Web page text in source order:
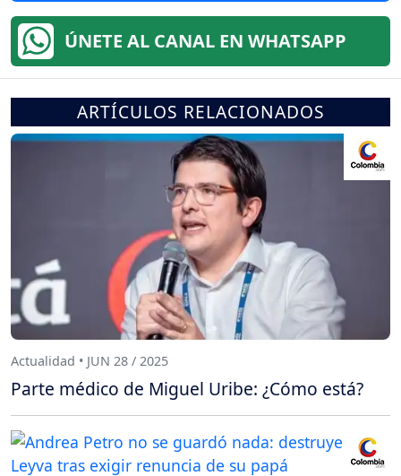
ÚNETE AL CANAL EN WHATSAPP
ARTÍCULOS RELACIONADOS
Actualidad • JUN 28 / 2025
Parte médico de Miguel Uribe: ¿Cómo está?